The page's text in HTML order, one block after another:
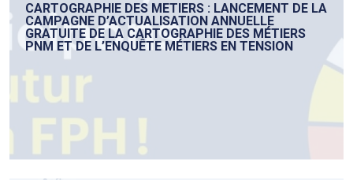
CARTOGRAPHIE DES METIERS : LANCEMENT DE LA
CAMPAGNE D’ACTUALISATION ANNUELLE
GRATUITE DE LA CARTOGRAPHIE DES MÉTIERS
PNM ET DE L’ENQUÊTE MÉTIERS EN TENSION